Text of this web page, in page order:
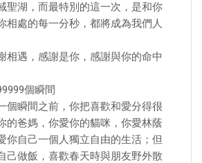
聖湖，而最特別的這一次，是和你
相處的每一分秒，都將成為我們人
相遇，感謝是你，感謝與你的命中
個瞬間
個瞬間之前，你把喜歡和愛分得很
的爸媽，你愛你的貓咪，你愛林蔭
你自己一個人獨立自由的生活；但
己做飯，喜歡春天時與朋友野外散